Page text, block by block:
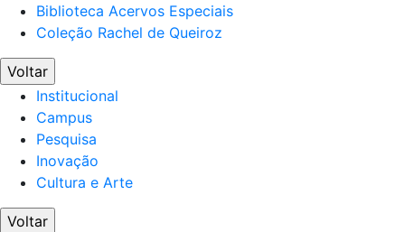
Biblioteca Acervos Especiais
Coleção Rachel de Queiroz
Voltar
Institucional
Campus
Pesquisa
Inovação
Cultura e Arte
Voltar